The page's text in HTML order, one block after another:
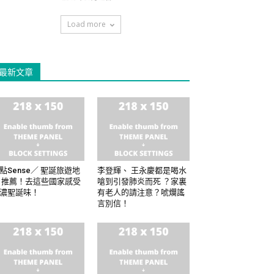
Load more
新文章
Sense／ 聖誕旅遊地
推薦！去這些國家感受
聖誕味！
李登輝、 王永慶都是喝水
嗆到引發肺炎而死 ？家裏
有老人的請注意？唬爛謠
言別信！